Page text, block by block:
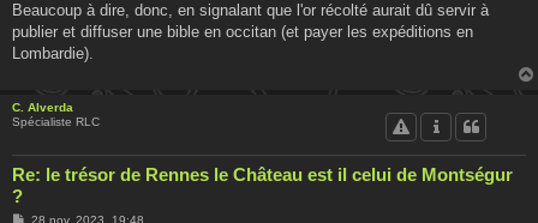
Beaucoup à dire, donc, en signalant que l'or récolté aurait dû servir à
publier et diffuser une bible en occitan (et payer les expéditions en
Lombardie).
C. Alverda
Spécialiste RLC
Re: le trésor de Rennes le Château est il celui de Montségur
?
M28 nov. 2023, 19:48